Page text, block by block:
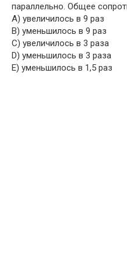
параллельно. Общее
A) увеличилось в 9 раз
B) уменьшилось в 9 раз
C) увеличилось в 3 раза
D) уменьшилось в 3 раза
E) уменьшилось в 1,5 раз